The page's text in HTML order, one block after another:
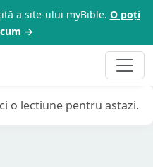
a site-ului myBible. O poți
→
o lectiune pentru astazi.